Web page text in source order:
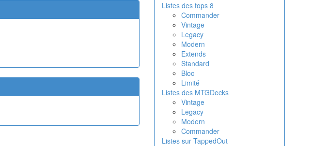
Listes des tops 8
Commander
Vintage
Legacy
Modern
Extends
Standard
Bloc
Limité
Listes des MTGDecks
Vintage
Legacy
Modern
Commander
Listes sur TappedOut